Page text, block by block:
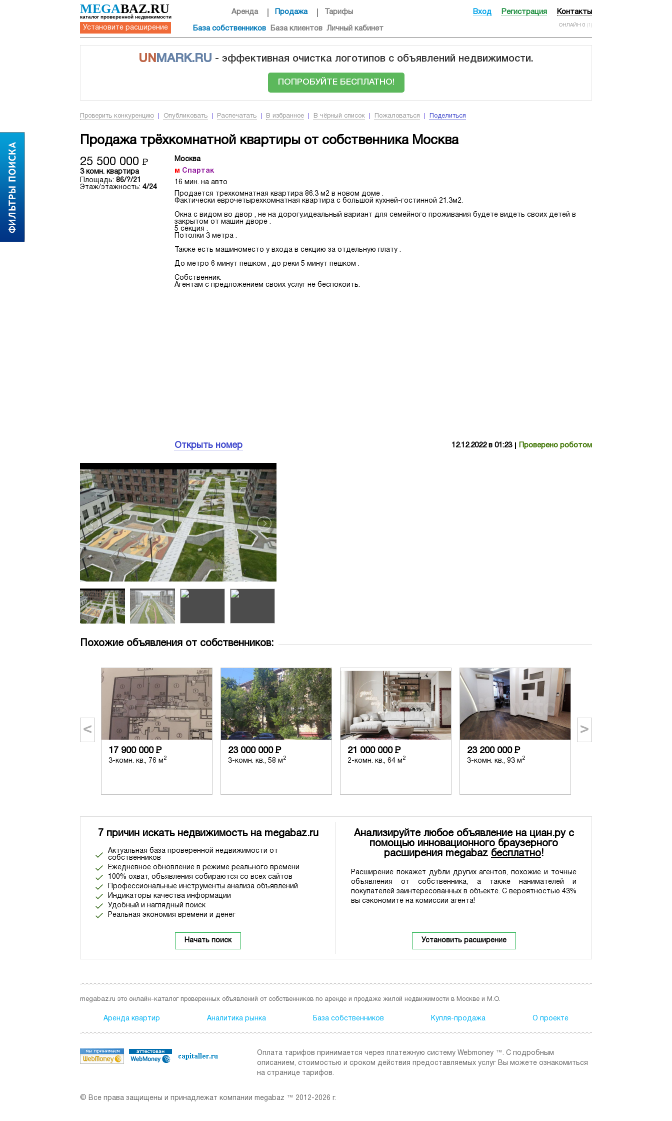
MEGABAZ.RU
каталог проверенной недвижимости
Установите расширение
Аренда Продажа Тарифы
База собственников База клиентов Личный кабинет
Контакты
Регистрация
Вход
ОНЛАЙН 0 (1)
UN MARK.RU - эффективная очистка логотипов с объявлений недвижимости.
ПОПРОБУЙТЕ БЕСПЛАТНО!
Проверить конкуренцию Опубликовать Распечатать В избранное В чёрный список Пожаловаться Поделиться
Продажа трёхкомнатной квартиры от собственника Москва
25 500 000 Р
3 комн. квартира
Площадь: 86/?/21
Этаж/этажность: 4/24
Москва
Спартак
16 мин. на авто
Продается трехкомнатная квартира 86.3 м2 в новом доме .
Фактически еврочетырехкомнатная квартира с большой кухней-гостинной 21.3м2.
Окна с видом во двор , не на дорогу.идеальный вариант для семейного проживания будете видеть своих детей в
закрытом от машин дворе .
5 секция .
Потолки 3 метра .
Также есть машиноместо у входа в секцию за отдельную плату .
До метро 6 минут пешком , до реки 5 минут пешком .
Собственник.
Агентам с предложением своих услуг не беспокоить.
Открыть номер Проверено роботом
12.12.2022 в 01:23
Похожие объявления от собственников:
17 900 000 Р
3-комн. кв., 76 м 2
23 000 000 Р
3-комн. кв., 58 м 2
21 000 000 Р
2-комн. кв., 64 м 2
23 200 000 Р
3-комн. кв., 93 м 2
< >
7 причин искать недвижимость на megabaz.ru
Актуальная база проверенной недвижимости от
собственников
Ежедневное обновление в режиме реального времени
100% охват, объявления собираются со всех сайтов
Профессиональные инструменты анализа объявлений
Индикаторы качества информации
Удобный и наглядный поиск
Реальная экономия времени и денег
Начать поиск
Анализируйте любое объявление на циан.ру с
помощью инновационного браузерного
расширения megabaz бесплатно!
Расширение покажет дубли других агентов, похожие и точные
объявления от собственника, а также нанимателей и
покупателей заинтересованных в объекте. С вероятностью 43%
вы сэкономите на комиссии агента!
Установить расширение
megabaz.ru это онлайн-каталог проверенных объявлений от собственников по аренде и продаже жилой недвижимости в Москве и М.О.
Аренда квартир Аналитика рынка База собственников Купля-продажа О проекте
Оплата тарифов принимается через платежную систему Webmoney ™. C подробным
описанием, стоимостью и сроком действия предоставляемых услуг Вы можете ознакомиться
на странице тарифов.
© Все права защищены и принадлежат компании megabaz ™ 2012-2026 г.